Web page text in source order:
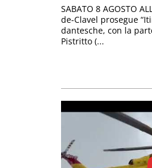
SABATO 8 AGOSTO
de-Clavel prosegue
dantesche, con la
Pistritto (...